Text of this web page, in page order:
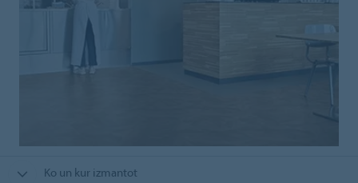
Ko un kur izmantot